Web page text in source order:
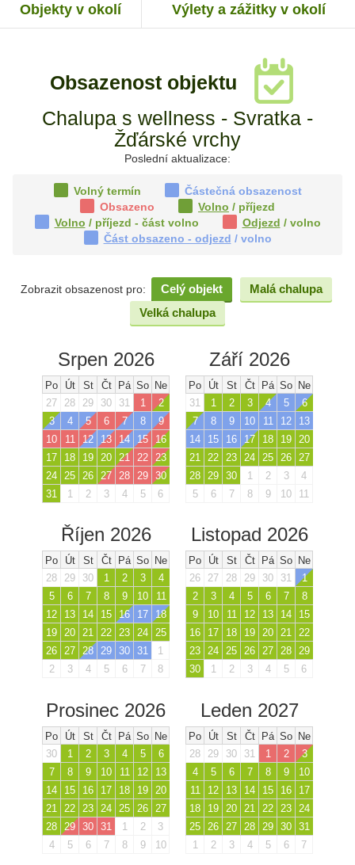
Objekty v okolí Výlety a zážitky v okolí
Obsazenost objektu
Chalupa s wellness - Svratka -
Žďárské vrchy
Poslední aktualizace:
Volný termín
Částečná obsazenost
Obsazeno
Volno / příjezd
Volno / příjezd - část volno Odjezd / volno
Část obsazeno - odjezd / volno
Zobrazit obsazenost pro: Celý objekt
Malá chalupa
Velká chalupa
Srpen 2026
Po Út St Čt Pá So Ne
27
28 29 30 31 1
2
3
4 5 6 7 8
9
10
11 12 13 14 15
16
17
18 19 20 21 22
23
24
25 26 27 28 29 30
31
1 2 3 4 5 6
Září 2026
Po Út St Čt Pá So Ne
31
1 2 3 4 5
6
7
8 9 10 11 12
13
14
15 16 17 18 19
20
21
22 23 24 25 26
27
28
29 30 1 2 3
4
5
6 7 8 9 10 11
Říjen 2026
Po Út St Čt Pá So Ne
28
29 30 1 2 3
4
5
6 7 8 9 10
11
12
13 14 15 16 17
18
19 20 21 22 23 24 25
26 27 28 29 30 31
1
2
3 4 5 6 7 8
Listopad 2026
Po Út St Čt Pá So Ne
26
27 28 29 30 31
1
2
3 4 5 6 7
8
9
10 11 12 13 14
15
16
17 18 19 20 21 22
23 24 25 26 27 28 29
30
1 2 3 4 5 6
Prosinec 2026
Po Út St Čt Pá So Ne
30
1 2 3 4 5
6
7
8 9 10 11 12
13
14
15 16 17 18 19
20
21
22 23 24 25 26
27
28
29 30 31 1 2
3
4
5 6 7 8 9 10
Leden 2027
Po Út St Čt Pá So Ne
28
29 30 31 1 2
3
4
5 6 7 8 9
10
11
12 13 14 15 16
17
18
19 20 21 22 23
24
25
26 27 28 29 30 31
1
2 3 4 5 6 7